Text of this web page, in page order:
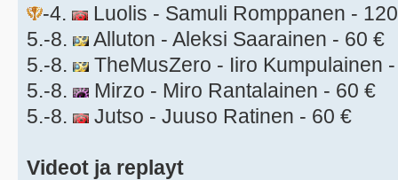
-4.
Luolis - Samuli Romppanen -
5.-8.
Alluton - Aleksi Saarainen - 60 €
5.-8.
TheMusZero - Iiro Kumpulainen
5.-8.
Mirzo - Miro Rantalainen - 60 €
5.-8.
Jutso - Juuso Ratinen - 60 €
Videot ja replayt